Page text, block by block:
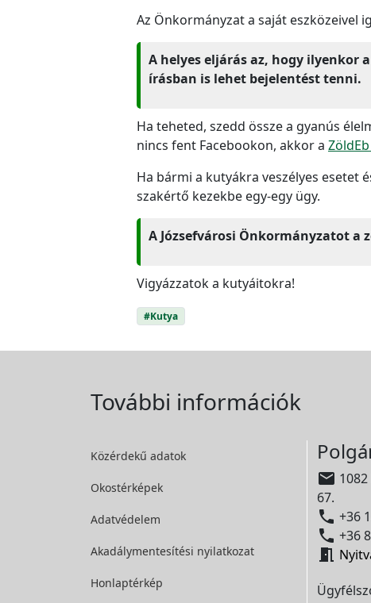
Az Önkormányzat a saját eszközeivel
A helyes eljárás az, hogy ilyenkor
írásban is lehet bejelentést tenni.
Ha teheted, szedd össze a gyanús
nincs fent Facebookon, akkor a
Ha bármi a kutyákra veszélyes esetet
szakértő kezekbe egy-egy ügy.
A Józsefvárosi Önkormányzatot
Vigyázzatok a kutyáitokra!
#Kutya
További információk
Közérdekű adatok
Okostérképek
Adatvédelem
Akadálymentesítési nyilatkozat
Honlaptérkép

67.
 +36
 +36
